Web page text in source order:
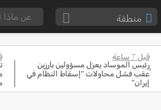
منطقة
القدس والقضاء
المثلث الشمالي
قبل 7 ساعة
رئيس الموساد يعزل مسؤولين بارزين
عقب فشل محاولات "إسقاط النظام في
إيران"
‹